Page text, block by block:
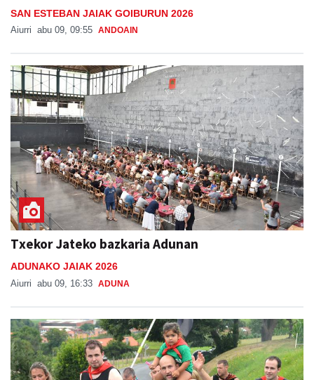
SAN ESTEBAN JAIAK GOIBURUN 2026
Aiurri abu 09, 09:55 ANDOAIN
Txekor Jateko bazkaria Adunan
ADUNAKO JAIAK 2026
Aiurri abu 09, 16:33 ADUNA